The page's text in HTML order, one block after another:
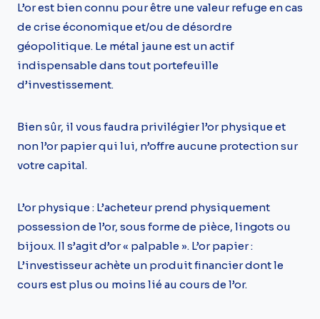
L’or est bien connu pour être une valeur refuge en cas
de crise économique et/ou de désordre
géopolitique. Le métal jaune est un actif
indispensable dans tout portefeuille
d’investissement.
Bien sûr, il vous faudra privilégier l’or physique et
non l’or papier qui lui, n’offre aucune protection sur
votre capital.
L’or physique : L’acheteur prend physiquement
possession de l’or, sous forme de pièce, lingots ou
bijoux. Il s’agit d’or « palpable ». L’or papier :
L’investisseur achète un produit financier dont le
cours est plus ou moins lié au cours de l’or.